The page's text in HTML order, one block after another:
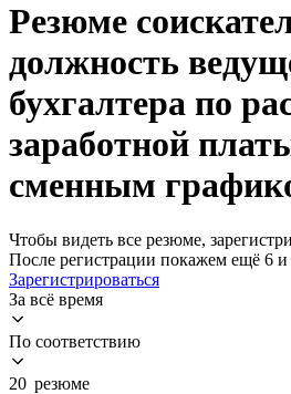
Резюме
должность
бухгалтера по
заработной
сменным
Чтобы видеть все резюме,
После регистрации покажем ещё 6
Зарегистрироваться
За всё время
По соответствию
20 резюме